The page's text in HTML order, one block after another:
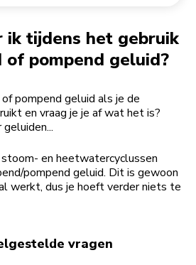
ik tijdens het gebruik
of pompend geluid?
pompend geluid als je de
en vraag je je af wat het is?
en heetwatercyclussen
pompend geluid. Dit is gewoon
werkt, dus je hoeft verder niets te
vragen